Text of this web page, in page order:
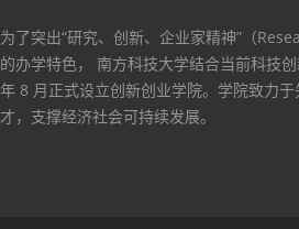
为了突出“研究、创新、企业家精神”（
的办学特色， 南方科技大学结合当前科技
年 8 月正式设立创新创业学院。学院致力
才，支撑经济社会可持续发展。